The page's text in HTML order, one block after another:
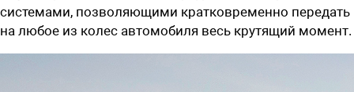
системами, позволяющими кратковременно передать
на любое из колес автомобиля весь крутящий момент.